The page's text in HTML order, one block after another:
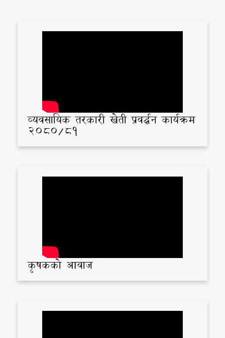
व्यवसायिक तरकारी खेती प्रवर्द्धन कार्यक्रम
2080/81
कृषकको आवाज